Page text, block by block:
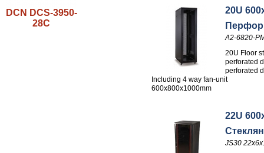
DCN DCS-3950-
28C
20U
A2-6820-
20U Floor
perforated
perforated
Including 4 way fan-unit
600x800x1000mm
22U
JS30